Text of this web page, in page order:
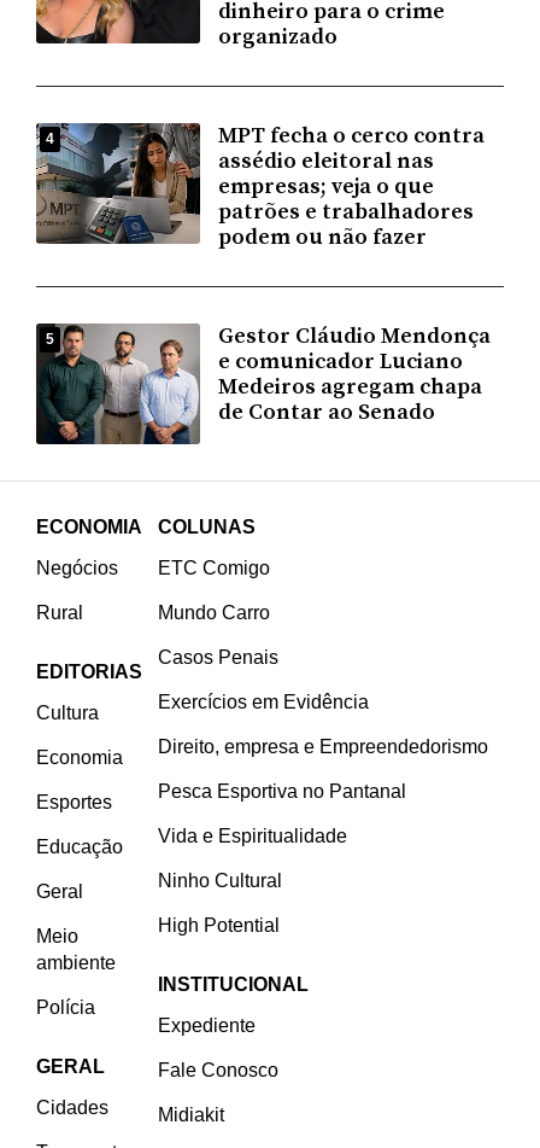
dinheiro para o crime
organizado
4
MPT fecha o cerco contra
assédio eleitoral nas
empresas; veja o que
patrões e trabalhadores
podem ou não fazer
5
Gestor Cláudio Mendonça
e comunicador Luciano
Medeiros agregam chapa
de Contar ao Senado
ECONOMIA
Negócios
Rural
EDITORIAS
Cultura
Economia
Esportes
Educação
Geral
Meio
ambiente
Polícia
GERAL
Cidades
COLUNAS
ETC Comigo
Mundo Carro
Casos Penais
Exercícios em Evidência
Direito, empresa e Empreendedorismo
Pesca Esportiva no Pantanal
Vida e Espiritualidade
Ninho Cultural
High Potential
INSTITUCIONAL
Expediente
Fale Conosco
Midiakit